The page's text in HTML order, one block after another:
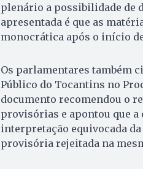
plenário a possibilidade de
apresentada é que as
monocrática após o início
Os parlamentares também
Público do Tocantins no
documento recomendou o
provisórias e apontou que a
interpretação equivocada
provisória rejeitada na